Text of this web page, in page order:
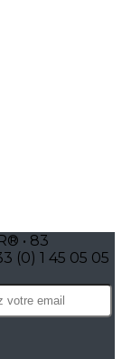
• 83
(0) 1 45 05 05